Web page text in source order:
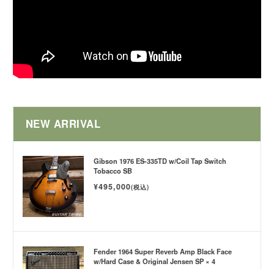
NEW ARRIVAL
Gibson 1976 ES-335TD w/Coil Tap Switch
Tobacco SB
¥495,000(税込)
Fender 1964 Super Reverb Amp Black Face
w/Hard Case & Original Jensen SP × 4